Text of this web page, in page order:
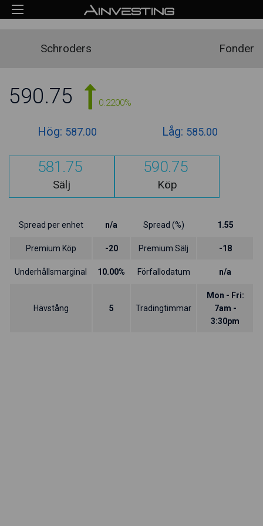
Schroders Fonder
590.75 0.2200%
Hög: 587.00 Låg: 585.00
581.75
Sälj
590.75
Köp
Spread per enhet n/a Spread (%) 1.55
Premium Köp -20 Premium Sälj -18
Underhållsmarginal 10.00% Förfallodatum n/a
Hävstång 5 Tradingtimmar
Mon - Fri:
7am -
3:30pm